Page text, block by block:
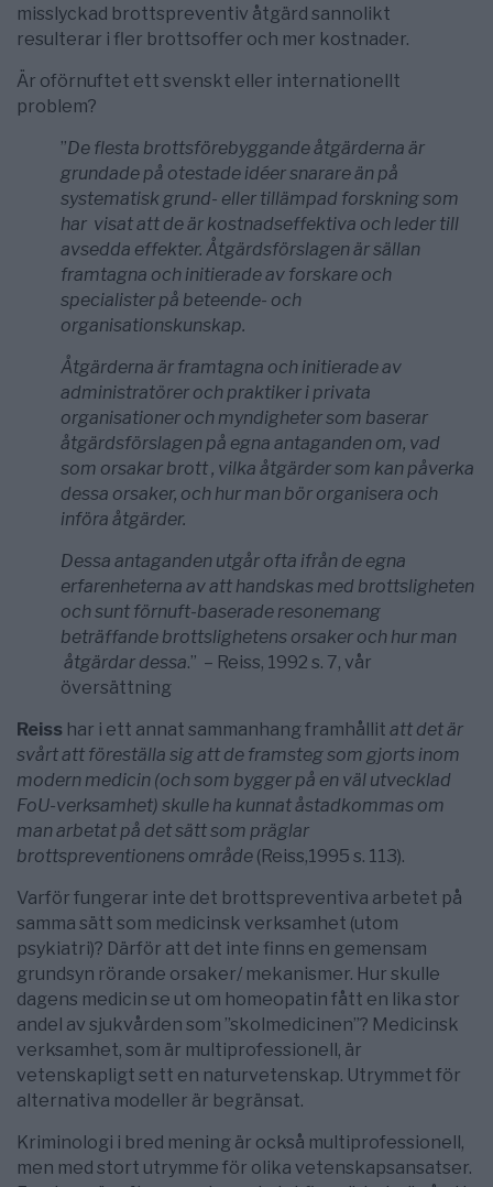
misslyckad brottspreventiv åtgärd sannolikt
resulterar i fler brottsoffer och mer kostnader.
Är oförnuftet ett svenskt eller internationellt
problem?
”De flesta brottsförebyggande åtgärderna är
grundade på otestade idéer snarare än på
systematisk grund- eller tillämpad forskning som
har visat att de är kostnadseffektiva och leder till
avsedda effekter. Åtgärdsförslagen är sällan
framtagna och initierade av forskare och
specialister på beteende- och
organisationskunskap.
Åtgärderna är framtagna och initierade av
administratörer och praktiker i privata
organisationer och myndigheter som baserar
åtgärdsförslagen på egna antaganden om, vad
som orsakar brott , vilka åtgärder som kan påverka
dessa orsaker, och hur man bör organisera och
införa åtgärder.
Dessa antaganden utgår ofta ifrån de egna
erfarenheterna av att handskas med brottsligheten
och sunt förnuft-baserade resonemang
beträffande brottslighetens orsaker och hur man
åtgärdar dessa.” – Reiss, 1992 s. 7, vår
översättning
Reiss har i ett annat sammanhang framhållit att det är
svårt att föreställa sig att de framsteg som gjorts inom
modern medicin (och som bygger på en väl utvecklad
FoU-verksamhet) skulle ha kunnat åstadkommas om
man arbetat på det sätt som präglar
brottspreventionens område (Reiss,1995 s. 113).
Varför fungerar inte det brottspreventiva arbetet på
samma sätt som medicinsk verksamhet (utom
psykiatri)? Därför att det inte finns en gemensam
grundsyn rörande orsaker/ mekanismer. Hur skulle
dagens medicin se ut om homeopatin fått en lika stor
andel av sjukvården som ”skolmedicinen”? Medicinsk
verksamhet, som är multiprofessionell, är
vetenskapligt sett en naturvetenskap. Utrymmet för
alternativa modeller är begränsat.
Kriminologi i bred mening är också multiprofessionell,
men med stort utrymme för olika vetenskapsansatser.